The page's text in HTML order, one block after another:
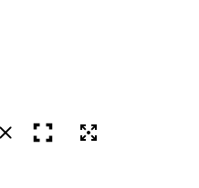
SluitenOpen in volledig scherm